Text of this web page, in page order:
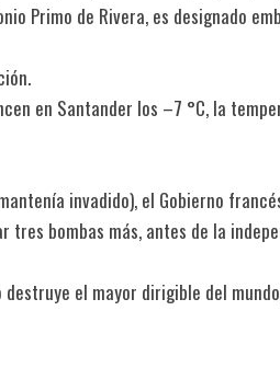
Primo de Rivera, es designado
en Santander los –7 °C, la
invadido), el Gobierno
bombas más, antes de la
el mayor dirigible del